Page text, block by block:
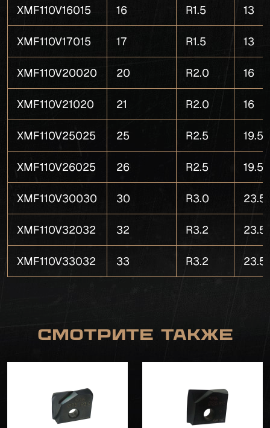
XMF110V16015 16 R1.5 13
XMF110V17015 17 R1.5 13
XMF110V20020 20 R2.0 16
XMF110V21020 21 R2.0 16
XMF110V25025 25 R2.5 19.5
XMF110V26025 26 R2.5 19.5
XMF110V30030 30 R3.0 23.5
XMF110V32032 32 R3.2 23.5
XMF110V33032 33 R3.2 23.5
Смотрите также